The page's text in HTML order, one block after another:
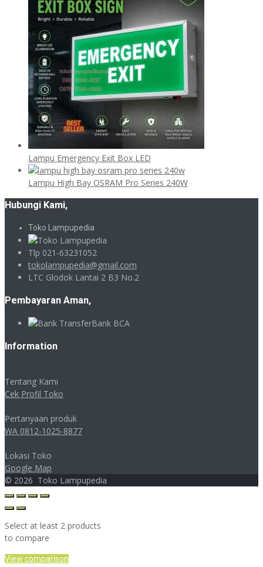
Lampu Emergency Exit Box LED
Lampu High Bay OSRAM Pro Series 240W
Hubungi Kami,
Toko Lampupedia
Tlp 021-63231052
tokolampupedia@gmail.com
LTC Glodok Lantai 2 B3 No.2
Pembayaran Aman,
Bank BCA
Information
Tentang Kami
Cek Profil Toko
Pertanyaan produk
WA 0812-1025-8877
Lokasi Toko
Google Map
© 2026 Toko Lampupedia
Select at least 2 products
to compare
View comparison